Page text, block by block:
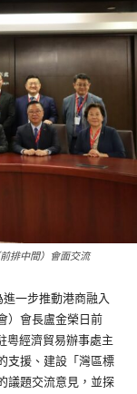
排中間）會面交流
一步推動港商融入
）會長盧金榮日前
粵經濟貿易辦事處主
支援、建設「灣區標
議題交流意見，並探